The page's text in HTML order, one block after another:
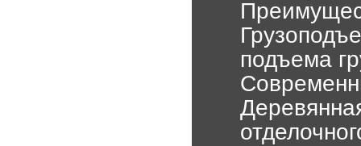
подъема